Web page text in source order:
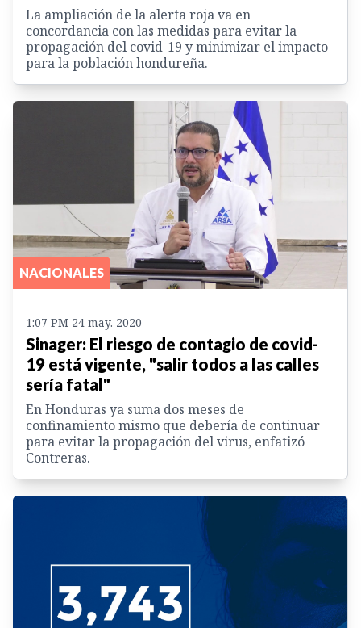
La ampliación de la alerta roja va en
concordancia con las medidas para evitar la
propagación del covid-19 y minimizar el impacto
para la población hondureña.
NACIONALES
1:07 PM 24 may. 2020
Sinager: El riesgo de contagio de covid-
19 está vigente, "salir todos a las calles
sería fatal"
En Honduras ya suma dos meses de
confinamiento mismo que debería de continuar
para evitar la propagación del virus, enfatizó
Contreras.